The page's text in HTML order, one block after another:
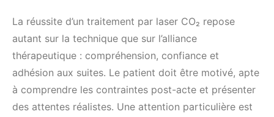
La réussite d’un traitement par laser CO₂ repose
autant sur la technique que sur l’alliance
thérapeutique : compréhension, confiance et
adhésion aux suites. Le patient doit être motivé, apte
à comprendre les contraintes post-acte et présenter
des attentes réalistes. Une attention particulière est